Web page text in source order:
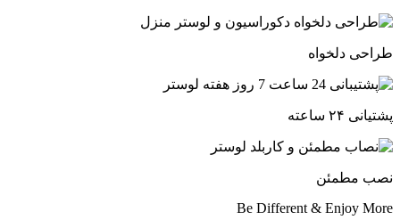
طراحی دلخواه
پشتیانی ۲۴ ساعته
نصب مطمئن
Be Different & Enjoy More​